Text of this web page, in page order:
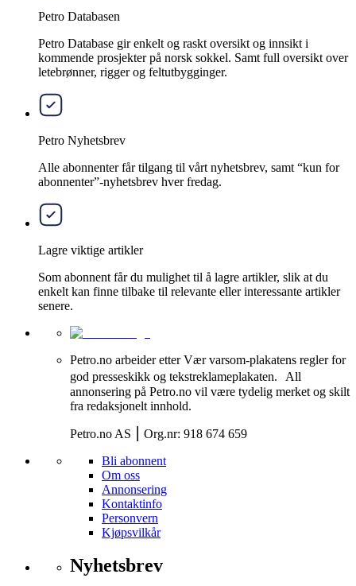
Petro Databasen
Petro Database gir enkelt og raskt oversikt og innsikt i
kommende prosjekter på norsk sokkel. Samt full oversikt over
letebrønner, rigger og feltutbygginger.
Petro Nyhetsbrev
Alle abonnenter får tilgang til vårt nyhetsbrev, samt “kun for
abonnenter”-nyhetsbrev hver fredag.
Lagre viktige artikler
Som abonnent får du mulighet til å lagre artikler, slik at du
enkelt kan finne tilbake til relevante eller interessante artikler
senere.
Petro.no arbeider etter Vær varsom-plakatens regler for
god presseskikk og tekstreklameplakaten. All
annonsering på Petro.no vil være tydelig merket og skilt
fra redaksjonelt innhold.
Petro.no AS ⎮ Org.nr: 918 674 659
Bli abonnent
Om oss
Annonsering
Kontaktinfo
Personvern
Kjøpsvilkår
Nyhetsbrev